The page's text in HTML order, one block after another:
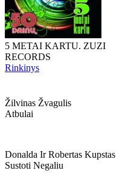
5 METAI KARTU. ZUZI
RECORDS
Rinkinys
Žilvinas Žvagulis
Atbulai
Donalda Ir Robertas Kupstas
Sustoti Negaliu